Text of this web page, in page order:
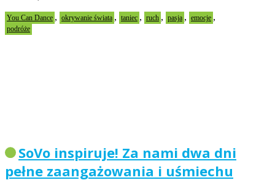
You Can Dance , okrywanie świata , taniec , ruch , pasja , emocje ,
podróże
SoVo inspiruje! Za nami dwa dni
pełne zaangażowania i uśmiechu